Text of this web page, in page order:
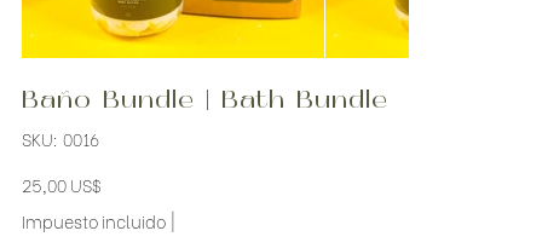
Baño Bundle | Bath Bundle
SKU: 0016
0016
25,00 US$
Impuesto incluido |